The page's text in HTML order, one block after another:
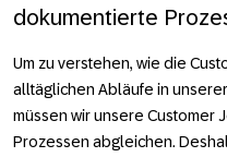
dokumentierte
Um zu verstehen, wie die
alltäglichen Abläufe in
müssen wir unsere Customer
Prozessen abgleichen.